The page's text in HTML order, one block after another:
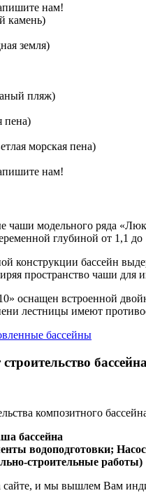
нам!
камень)
земля)
пляж)
пена)
морская пена)
нам!
чаши модельного ряда
глубиной от 1,1
конструкции бассейн
пространство чаши для
оснащен встроенной
лестницы имеют
бассейны
бассейна
композитного
бассейна
водоподготовки;
работы)
сайте, и мы вышлем Вам